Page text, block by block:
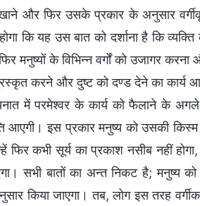
और फिर उसके प्रकार के अनुसार
कि यह उस बात को दर्शाना है कि
मनुष्यों के विभिन्न वर्गों को उजागर
करने और दुष्ट को दण्ड देने का
में परमेश्वर के कार्य को फैलाने के
आएगी। इस प्रकार मनुष्य को उसकी
फिर कभी सूर्य का प्रकाश नसीब नहीं
सभी बातों का अन्त निकट है; मनुष्य
किया जाएगा। तब, लोग इस तरह